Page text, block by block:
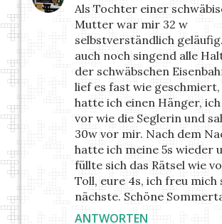
Als Tochter einer
Mutter war mir 32 w
selbstverständlich
auch noch singend alle
der schwäbschen
lief es fast wie geschmiert,
hatte ich einen Hänger,
vor wie die Seglerin und
30w vor mir. Nach dem
hatte ich meine 5s wieder
füllte sich das Rätsel wie
Toll, eure 4s, ich freu mich
nächste. Schöne
ANTWORTEN